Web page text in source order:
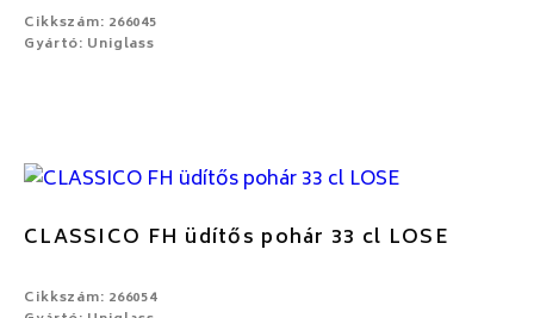
Cikkszám: 266045
Gyártó: Uniglass
CLASSICO FH üdítős pohár 33 cl LOSE
Cikkszám: 266054